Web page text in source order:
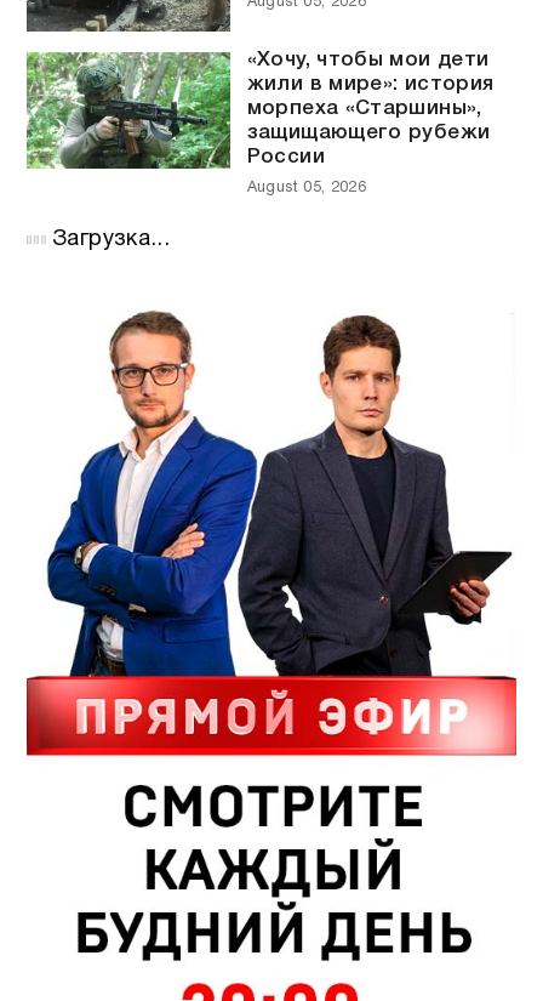
«Хочу, чтобы мои дети
жили в мире»: история
морпеха «Старшины»,
защищающего рубежи
России
August 05, 2026
Загрузка...